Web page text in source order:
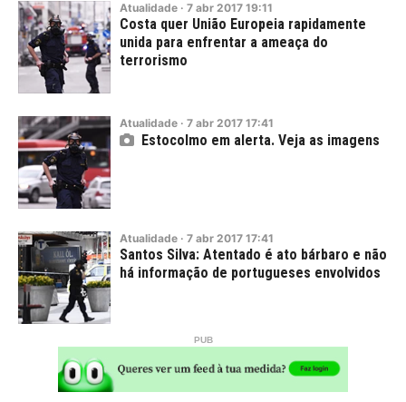
Atualidade · 7 abr 2017 19:11
Costa quer União Europeia rapidamente
unida para enfrentar a ameaça do
terrorismo
Atualidade · 7 abr 2017 17:41
Estocolmo em alerta. Veja as imagens
Atualidade · 7 abr 2017 17:41
Santos Silva: Atentado é ato bárbaro e não
há informação de portugueses envolvidos